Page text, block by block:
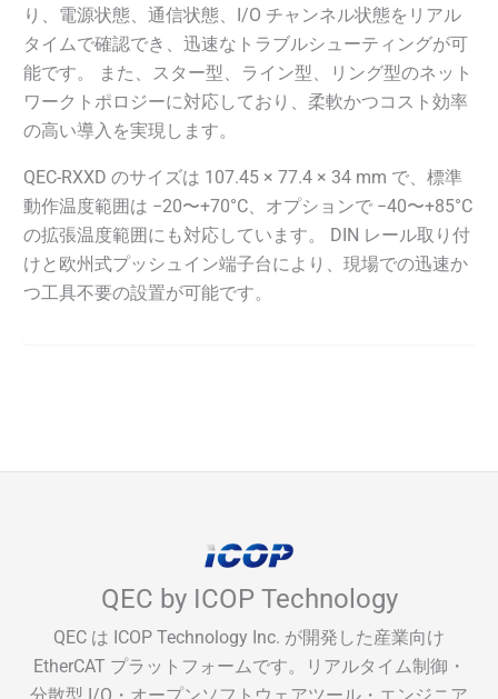
り、電源状態、通信状態、I/O チャンネル状態をリアル
タイムで確認でき、迅速なトラブルシューティングが可
能です。 また、スター型、ライン型、リング型のネット
ワークトポロジーに対応しており、柔軟かつコスト効率
の高い導入を実現します。
QEC-RXXD のサイズは 107.45 × 77.4 × 34 mm で、標準
動作温度範囲は −20〜+70°C、オプションで −40〜+85°C
の拡張温度範囲にも対応しています。 DIN レール取り付
けと欧州式プッシュイン端子台により、現場での迅速か
つ工具不要の設置が可能です。
QEC by ICOP Technology
QEC は ICOP Technology Inc. が開発した産業向け
EtherCAT プラットフォームです。リアルタイム制御・